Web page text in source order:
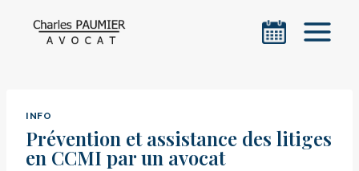
INFO
Prévention et assistance des litiges
en CCMI par un avocat